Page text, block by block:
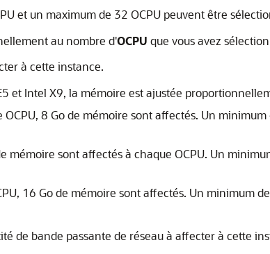
et un maximum de 32 OCPU peuvent être
au nombre d'OCPU que vous avez
à cette instance.
et Intel X9, la mémoire est ajustée
8 Go de mémoire sont affectés. Un
mémoire sont affectés à chaque OCPU. Un
16 Go de mémoire sont affectés. Un minimum
de bande passante de réseau à affecter à cette